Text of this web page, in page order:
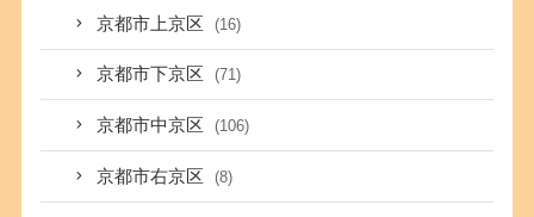
京都市上京区 (16)
京都市下京区 (71)
京都市中京区 (106)
京都市右京区 (8)